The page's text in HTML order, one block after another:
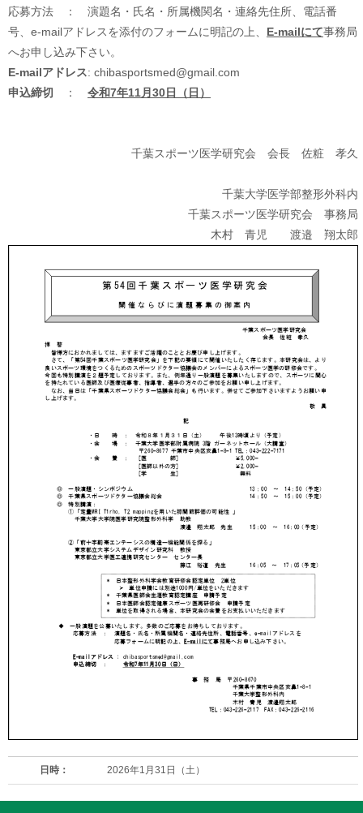
応募方法 ： 演題名・氏名・所属機関名・連絡先住所、電話番
号、e-mailアドレスを添付のフォームに明記の上、 E-mailにて事務局
へお申し込み下さい。
E-mailアドレス: chibasportsmed@gmail.com
申込締切 ： 令和7年11月30日（日）
千葉スポーツ医学研究会 会長 佐粧 孝久
千葉大学医学部整形外科内
千葉スポーツ医学研究会 事務局
木村 青児 渡邉 翔太郎
日時： 2026年1月31日（土）